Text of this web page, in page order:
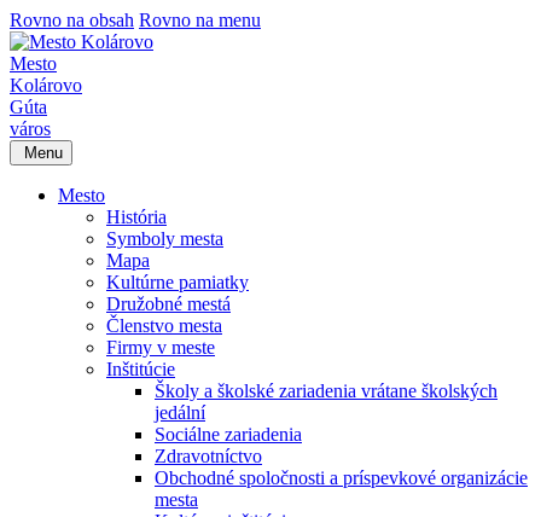
Rovno na obsah Rovno na menu
Mesto
Kolárovo
Gúta
város
Menu
Mesto
História
Symboly mesta
Mapa
Kultúrne pamiatky
Družobné mestá
Členstvo mesta
Firmy v meste
Inštitúcie
Školy a školské zariadenia vrátane školských
jedální
Sociálne zariadenia
Zdravotníctvo
Obchodné spoločnosti a príspevkové organizácie
mesta